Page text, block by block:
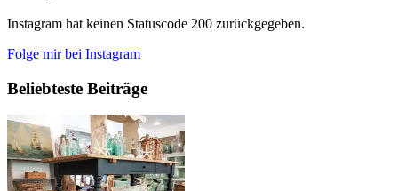
Instagram hat keinen Statuscode 200 zurückgegeben.
Folge mir bei Instagram
Beliebteste Beiträge